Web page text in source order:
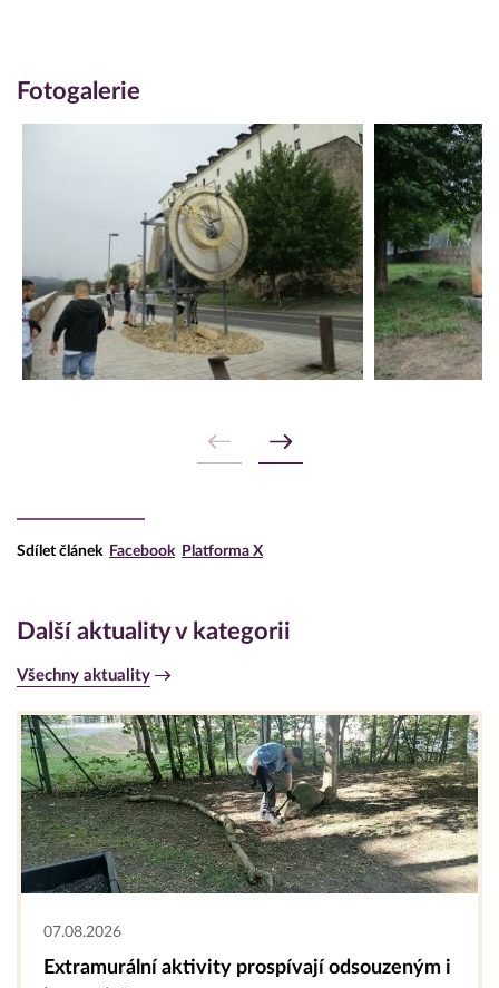
Fotogalerie
Sdílet článek Facebook Platforma X
Další aktuality v kategorii
Všechny aktuality
07.08.2026
Extramurální aktivity prospívají odsouzeným i